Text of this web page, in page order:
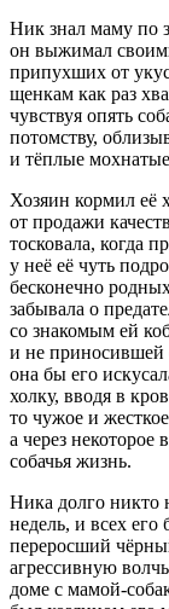
Ник знал маму по
он выжимал
припухших от
щенкам как раз
чувствуя опять
потомству,
и тёплые
Хозяин кормил её
от продажи
тосковала, когда
у неё её чуть
бесконечно
забывала о
со знакомым ей
и не приносившей
она бы его
холку, вводя в
то чужое и
а через некоторое
собачья жизнь.
Ника долго никто
недель, и всех его
переросший
агрессивную
доме с мамой-